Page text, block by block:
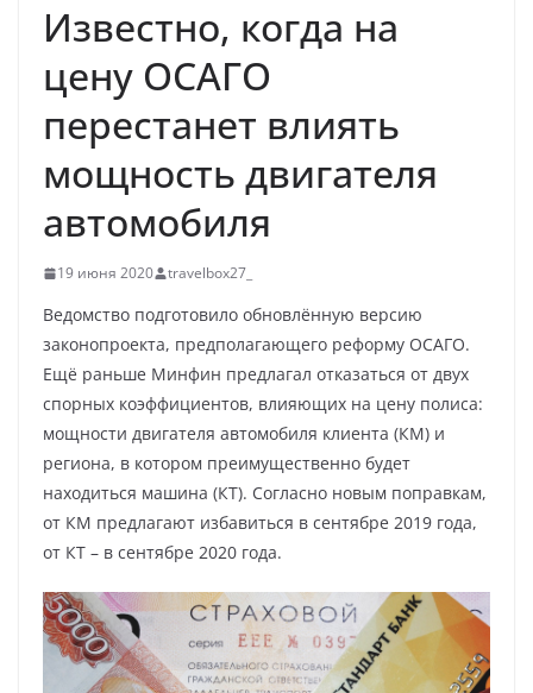
Известно, когда на
цену ОСАГО
перестанет влиять
мощность двигателя
автомобиля
19 июня 2020 travelbox27_
Ведомство подготовило обновлённую версию
законопроекта, предполагающего реформу ОСАГО.
Ещё раньше Минфин предлагал отказаться от двух
спорных коэффициентов, влияющих на цену полиса:
мощности двигателя автомобиля клиента (КМ) и
региона, в котором преимущественно будет
находиться машина (КТ). Согласно новым поправкам,
от КМ предлагают избавиться в сентябре 2019 года,
от КТ – в сентябре 2020 года.